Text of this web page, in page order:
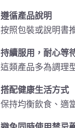
遵循產品說明
按照包裝或說明書
持續服用，耐心等
這類產品多為調理
搭配健康生活方式
保持均衡飲食、適